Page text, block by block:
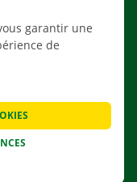
garantir une
de